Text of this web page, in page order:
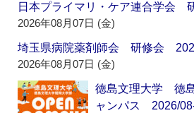
日本プライマリ・ケア連合学会
2026年08月07日 (金)
埼玉県病院薬剤師会 研修会
2026年08月07日 (金)
徳島文理大学 徳
ャンパス 2026/